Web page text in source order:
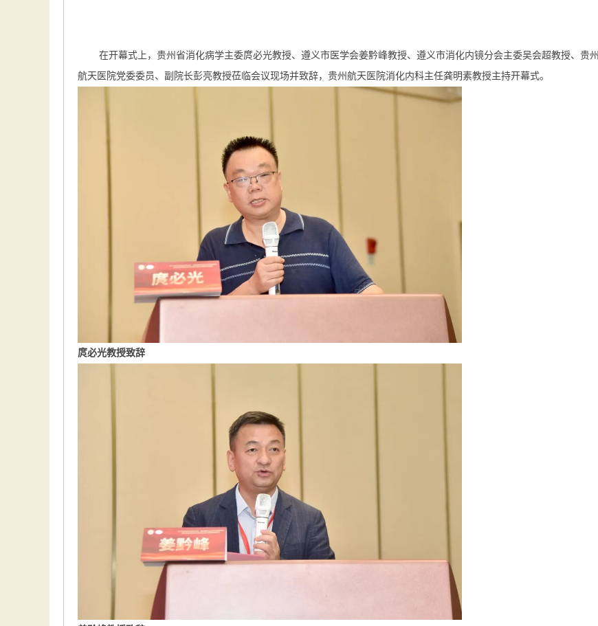
在开幕式上，贵州省消化病学主委庹必光教授、遵义市医学会姜黔峰教授、遵义市消化内镜分会主委吴会超教授、贵州
航天医院党委委员、副院长彭亮教授莅临会议现场并致辞，贵州航天医院消化内科主任龚明素教授主持开幕式。
庹必光教授致辞